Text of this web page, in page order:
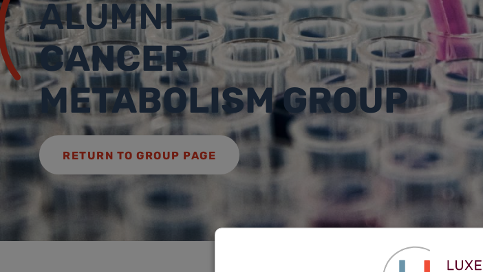
ALUMNI –
CANCER
METABOLISM GROUP
RETURN TO GROUP PAGE